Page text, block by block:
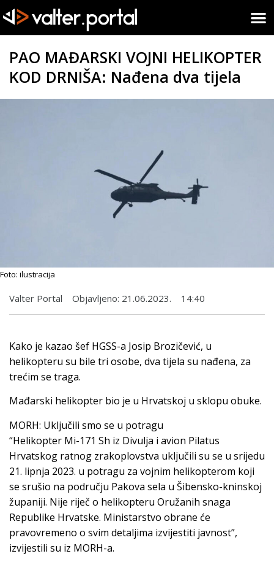
PAO MAĐARSKI VOJNI HELIKOPTER
KOD DRNIŠA: Nađena dva tijela
Foto: ilustracija
Valter Portal Objavljeno: 21.06.2023. 14:40
Kako je kazao šef HGSS-a Josip Brozičević, u
helikopteru su bile tri osobe, dva tijela su nađena, za
trećim se traga.
Mađarski helikopter bio je u Hrvatskoj u sklopu obuke.
MORH: Uključili smo se u potragu
“Helikopter Mi-171 Sh iz Divulja i avion Pilatus
Hrvatskog ratnog zrakoplovstva uključili su se u srijedu
21. lipnja 2023. u potragu za vojnim helikopterom koji
se srušio na području Pakova sela u Šibensko-kninskoj
županiji. Nije riječ o helikopteru Oružanih snaga
Republike Hrvatske. Ministarstvo obrane će
pravovremeno o svim detaljima izvijestiti javnost”,
izvijestili su iz MORH-a.